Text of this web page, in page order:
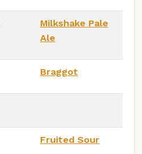
Milkshake Pale
Ale
Braggot
Fruited Sour